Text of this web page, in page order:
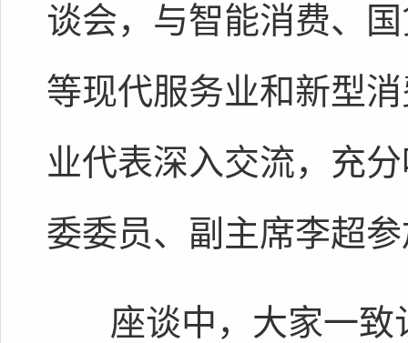
谈会，与智能消费、
等现代服务业和新型
业代表深入交流，充
委委员、副主席李超
座谈中，大家一致